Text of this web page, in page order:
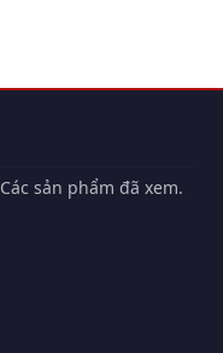
Các sản phẩm đã xem.